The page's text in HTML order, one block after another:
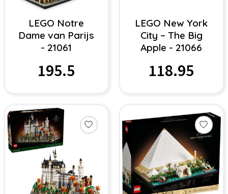
LEGO Notre
Dame van Parijs
- 21061
195.5
LEGO New York
City – The Big
Apple - 21066
118.95